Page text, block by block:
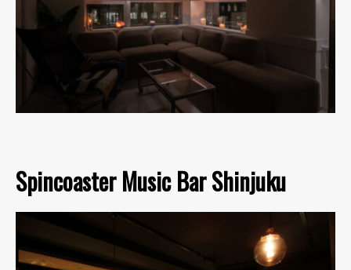
Spincoaster Music Bar Shinjuku